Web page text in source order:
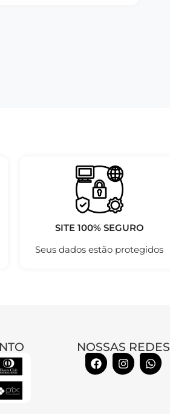
SITE 100% SEGURO
Seus dados estão protegidos
NOSSAS REDES